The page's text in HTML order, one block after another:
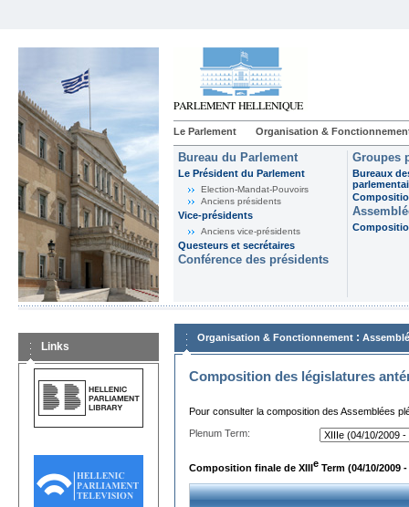
Le Parlement Organisation &
Bureau du Parlement
Le Président du Parlement
Election-Mandat-Pouvoirs
Anciens présidents
Vice-présidents
Anciens vice-présidents
Questeurs et secrétaires
Conférence des présidents
Groupes
Bureaux
Links
Organisation & Fonctionnement :
Composition des législatures
Pour consulter la composition des Assemblées
Plenum Term:
Composition finale de XIIIe Term (04/10/2009 -